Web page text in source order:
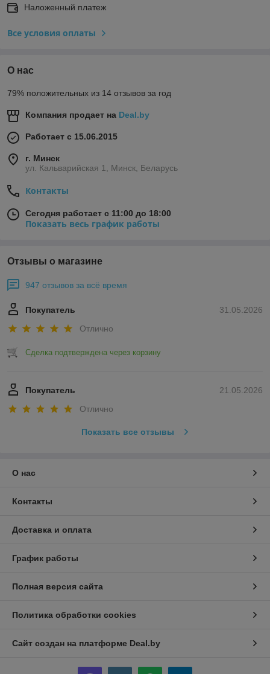
Наложенный платеж
Все условия оплаты
О нас
79% положительных из 14 отзывов за год
Компания продает на Deal.by
Работает с 15.06.2015
г. Минск
ул. Кальварийская 1, Минск, Беларусь
Контакты
Сегодня работает с 11:00 до 18:00
Показать весь график работы
Отзывы о магазине
947 отзывов за всё время
31.05.2026
Покупатель
Отлично
Сделка подтверждена через корзину
21.05.2026
Покупатель
Отлично
Показать все отзывы
О нас
Контакты
Доставка и оплата
График работы
Полная версия сайта
Политика обработки cookies
Сайт создан на платформе Deal.by